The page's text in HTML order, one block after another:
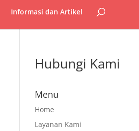
Informasi dan Artikel
Hubungi Kami
Menu
Home
Layanan Kami